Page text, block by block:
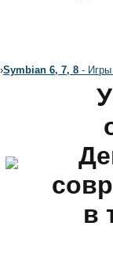
›Symbian 6, 7, 8 -
в